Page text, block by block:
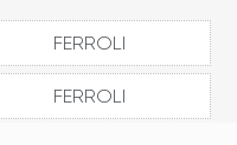
FERROLI
FERROLI